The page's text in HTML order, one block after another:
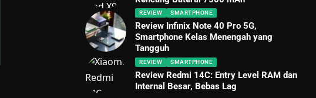
REVIEW SMARTPHONE
Review Infinix Note 40 Pro 5G,
Smartphone Kelas Menengah yang
Tangguh
REVIEW SMARTPHONE
Review Redmi 14C: Entry Level RAM dan
Internal Besar, Bebas Lag